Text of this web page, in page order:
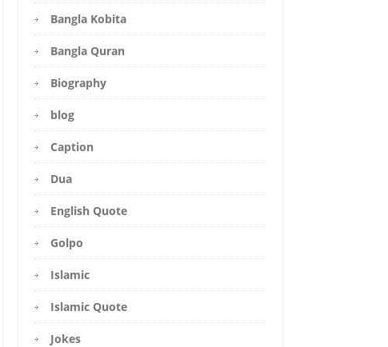
Bangla Kobita
Bangla Quran
Biography
blog
Caption
Dua
English Quote
Golpo
Islamic
Islamic Quote
Jokes